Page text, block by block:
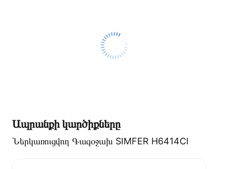
Ապրանքի կարծիքները
Ներկառուցվող Գազօջախ SIMFER H6414CI